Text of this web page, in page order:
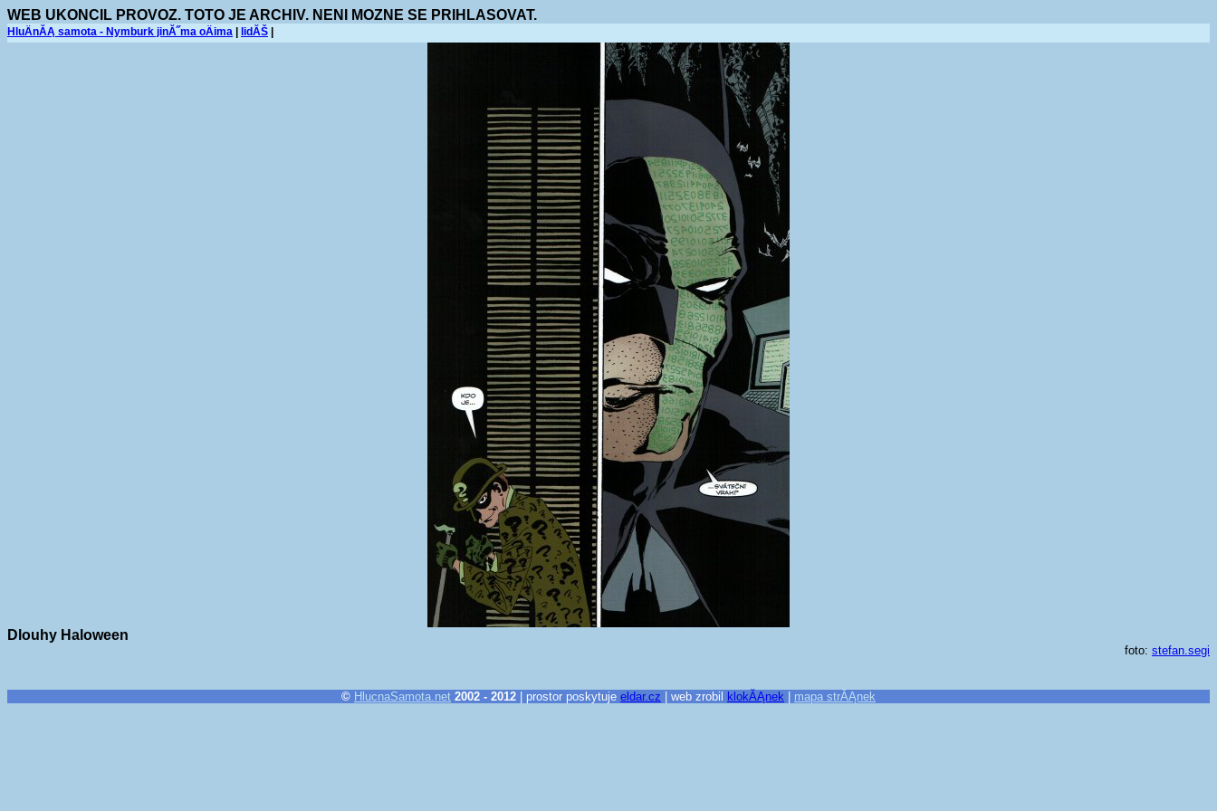
WEB UKONCIL PROVOZ. TOTO JE ARCHIV. NENI MOZNE SE PRIHLASOVAT.
HluÄnĂĄ samota - Nymburk jinĂ˝ma oÄima lidĂŠ
Dlouhy Haloween
foto: stefan.segi
© HlucnaSamota.net 2002 - 2012 | prostor poskytuje eldar.cz | web zrobil klokĂĄnek mapa strĂĄnek